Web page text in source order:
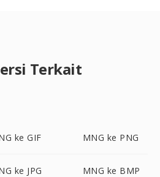
Terkait
ke GIF MNG ke PNG
ke JPG MNG ke BMP